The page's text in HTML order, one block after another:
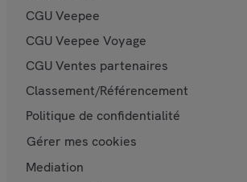
CGU Veepee
CGU Veepee Voyage
CGU Ventes partenaires
Classement/Référencement
Politique de confidentialité
Gérer mes cookies
Mediation